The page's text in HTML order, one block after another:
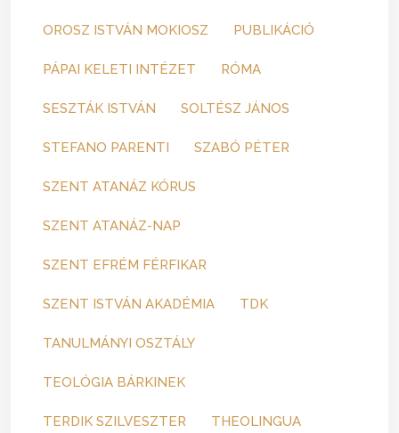
OROSZ ISTVÁN MOKIOSZ PUBLIKÁCIÓ
PÁPAI KELETI INTÉZET RÓMA
SESZTÁK ISTVÁN SOLTÉSZ JÁNOS
STEFANO PARENTI SZABÓ PÉTER
SZENT ATANÁZ KÓRUS
SZENT ATANÁZ-NAP
SZENT EFRÉM FÉRFIKAR
SZENT ISTVÁN AKADÉMIA TDK
TANULMÁNYI OSZTÁLY
TEOLÓGIA BÁRKINEK
TERDIK SZILVESZTER THEOLINGUA